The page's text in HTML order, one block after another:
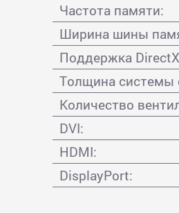
Частота памяти:
Ширина шины
Поддержка
Толщина системы
Количество
DVI:
HDMI:
DisplayPort: